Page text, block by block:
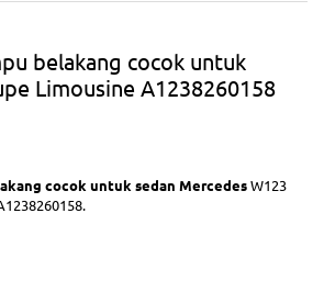
belakang cocok untuk
Limousine A1238260158
cocok untuk sedan MercedesW123